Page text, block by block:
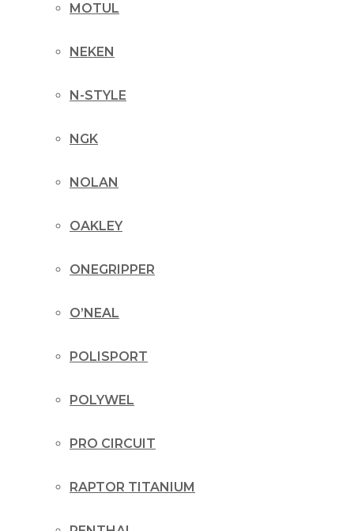
MOTUL
NEKEN
N-STYLE
NGK
NOLAN
OAKLEY
ONEGRIPPER
O’NEAL
POLISPORT
POLYWEL
PRO CIRCUIT
RAPTOR TITANIUM